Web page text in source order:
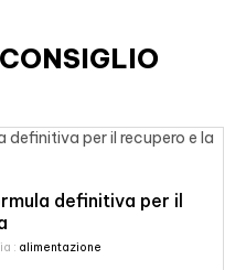
definitiva per il
: alimentazione